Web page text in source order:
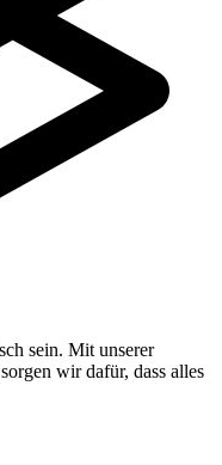
sein. Mit unserer
wir dafür, dass alles